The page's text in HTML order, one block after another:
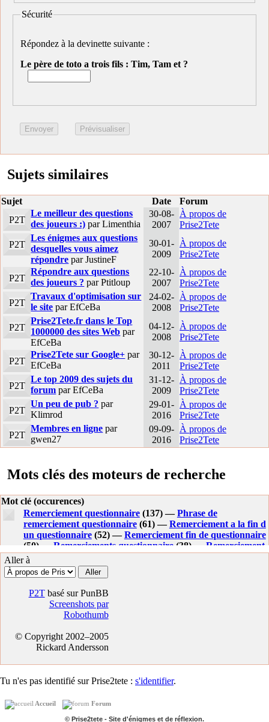
Sécurité
Répondez à la devinette suivante :
Le père de toto a trois fils : Tim, Tam et ?
Sujets similaires
Sujet Date
Forum
P2T
Le meilleur des questions
des joueurs :) par Limenthia
30-08-
2007
À propos de
Prise2Tete
P2T
Les énigmes aux questions
desquelles vous aimez
répondre par JustineF
30-01-
2009
À propos de
Prise2Tete
P2T
Répondre aux questions
des joueurs ? par Ptitloup
22-10-
2007
À propos de
Prise2Tete
P2T
Travaux d'optimisation sur
le site par EfCeBa
24-02-
2008
À propos de
Prise2Tete
P2T
Prise2Tete.fr dans le Top
1000000 des sites Web par
EfCeBa
04-12-
2008
À propos de
Prise2Tete
P2T
Prise2Tete sur Google+ par
EfCeBa
30-12-
2011
À propos de
Prise2Tete
P2T
Le top 2009 des sujets du
forum par EfCeBa
31-12-
2009
À propos de
Prise2Tete
P2T
Un peu de pub ? par
Klimrod
29-01-
2016
À propos de
Prise2Tete
P2T
Membres en ligne par
gwen27
09-09-
2016
À propos de
Prise2Tete
Mots clés des moteurs de recherche
Mot clé (occurences)
Remerciement questionnaire(137) —Phrase de
remerciement questionnaire(61) —Remerciement a la fin d
un questionnaire(52) —Remerciement fin de questionnaire
(50) — Remerciements questionnaire(38) — Remerciement
fin questionnaire(35) —Remerciement reponse
questionnaire(25) —
Remerciement en fin de questionnaire
Remerciement sondage
questionnaire(19) —
(18) —Phrase remerciement questionnaire
Remerciement pour avoir repondu a un questionnaire
—
Remerciement pour un questionnaire
Remerciements fin questionnaire
apres un questionnaire
questionnaire(9) —Remerciement de questionnaire(9) —
Message remerciement questionnaire
suite a un questionnaire(9) —Remerciements reponse
(8) —Phrase de remerciement dans un questionnaire
Remerciement apres questionnaire(7) —Remerciements
Aller à
P2Tbasé sur PunBB
Screenshots par
Robothumb
© Copyright 2002–2005
Rickard Andersson
Tu n'es pas identifié sur Prise2tete : s'identifier.
Accueil Forum
© Prise2tete - Site d'énigmes et de réflexion.